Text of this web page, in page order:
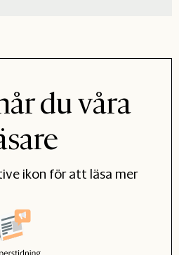
du våra
ikon för att läsa mer